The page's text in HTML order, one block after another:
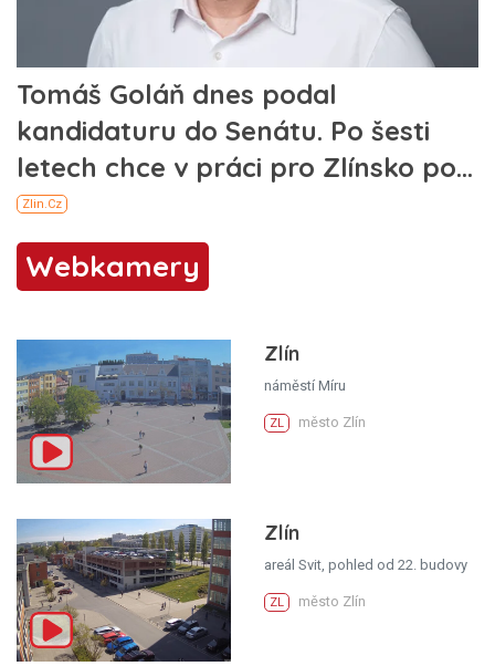
Webkamery
Zlín
náměstí Míru
ZL město Zlín
Zlín
areál Svit, pohled od 22. budovy
ZL město Zlín